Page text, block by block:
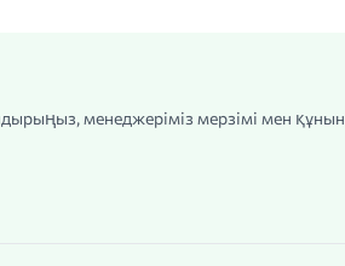
менеджеріміз мерзімі мен құнын